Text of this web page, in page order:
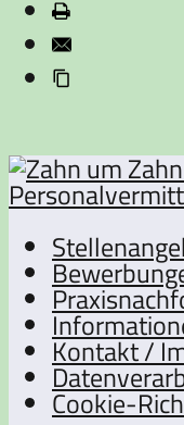
Kontakt /
Cookie-